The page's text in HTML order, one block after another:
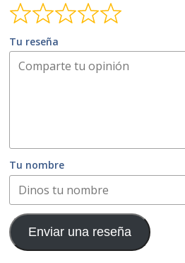
Tu reseña
Tu nombre
Enviar una reseña